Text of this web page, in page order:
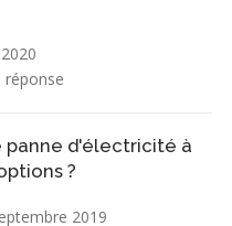
réponse
panne d'électricité à
?
2019